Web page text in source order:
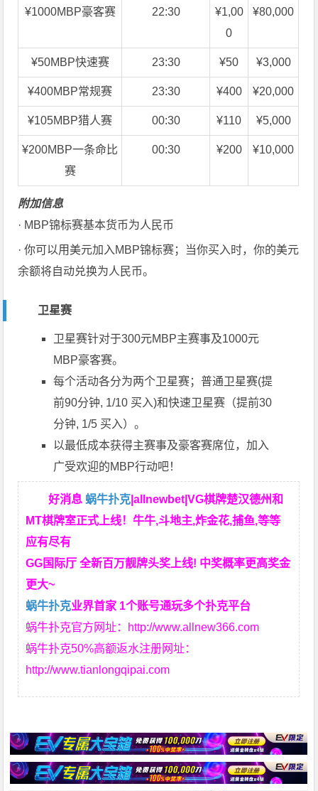
¥1000MBP豪客赛 22:30
¥1,00
0
¥80,000
¥50MBP快速赛 23:30 ¥50 ¥3,000
¥400MBP常规赛 23:30 ¥400 ¥20,000
¥105MBP猎人赛 00:30 ¥110 ¥5,000
¥200MBP一条命比
赛
00:30 ¥200 ¥10,000
附加信息
· MBP锦标赛基本货币为人民币
· 你可以用美元加入MBP锦标赛；当你买入时，你的美元
余额将自动兑换为人民币。
卫星赛
卫星赛针对于300元MBP主赛事及1000元
MBP豪客赛。
每个活动各分为两个卫星赛；普通卫星赛(提
前90分钟, 1/10 买入)和快速卫星赛（提前30
分钟, 1/5 买入）。
以最低成本获得主赛事及豪客赛席位，加入
广受欢迎的MBP行动吧！
好消息蜗牛扑克 |allnewbet|VG棋牌楚汉德州和
MT棋牌室正式上线！牛牛,斗地主,炸金花,捕鱼,等等
应有尽有
GG国际厅 全新百万靓牌头奖上线! 中奖概率更高奖金
更大~
蜗牛扑克业界首家 1个账号通玩多个扑克平台
蜗牛扑克官方网址： http://www.allnew366.com
蜗牛扑克50%高额返水注册网址：
http://www.tianlongqipai.com